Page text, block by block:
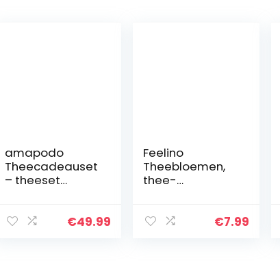
amapodo
Theecadeauset
– theeset
glas 400 ml met
€49.99
Feelino
Theebloemen,
thee-
witte thee,
€7.99